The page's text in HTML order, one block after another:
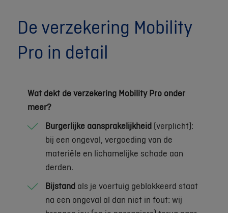
De verzekering Mobility
Pro in detail
Wat dekt de verzekering Mobility Pro onder
meer?
Burgerlijke aansprakelijkheid(verplicht):
bij een ongeval, vergoeding van de
materiële en lichamelijke schade aan
derden.
Bijstand als je voertuig geblokkeerd staat
na een ongeval al dan niet in fout: wij